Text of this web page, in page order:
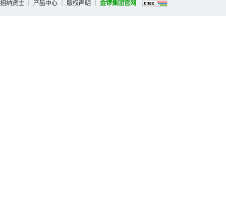
招纳贤士 | 产品中心 | 版权声明 | 金锣集团官网